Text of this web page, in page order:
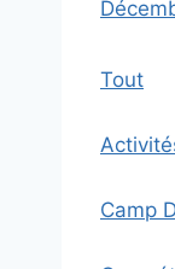
Tout
Camp